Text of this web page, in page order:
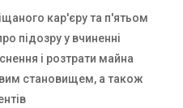
кар'єру та п'ятьом
підозру у вчиненні
і розтрати майна
становищем, а також